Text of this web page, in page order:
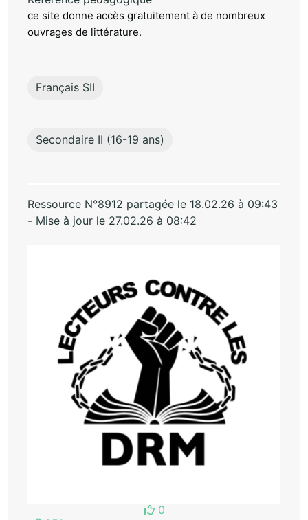
ce site donne accès gratuitement à de nombreux
ouvrages de littérature.
Français SII
Secondaire II (16-19 ans)
Ressource N°8912 partagée le 18.02.26 à 09:43
- Mise à jour le 27.02.26 à 08:42
0